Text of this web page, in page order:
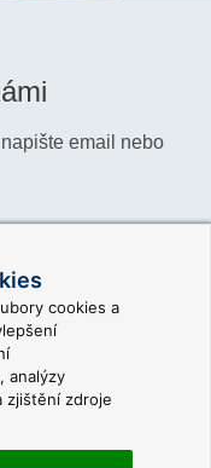
cookies a
analýzy
zjištění zdroje
email nebo